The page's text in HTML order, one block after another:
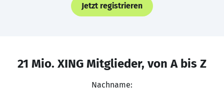
Jetzt registrieren
21 Mio. XING Mitglieder, von A bis Z
Nachname: